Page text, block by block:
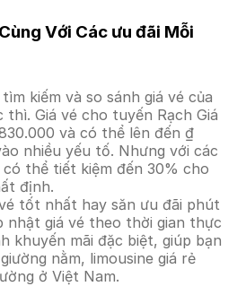
Với Các ưu đãi Mỗi
kiếm và so sánh giá vé của
Giá vé cho tuyến Rạch Giá
và có thể lên đến ₫
nhiều yếu tố. Nhưng với các
thể tiết kiệm đến 30% cho
định.
tốt nhất hay săn ưu đãi phút
nhật giá vé theo thời gian thực
khuyến mãi đặc biệt, giúp bạn
nằm, limousine giá rẻ
ở Việt Nam.